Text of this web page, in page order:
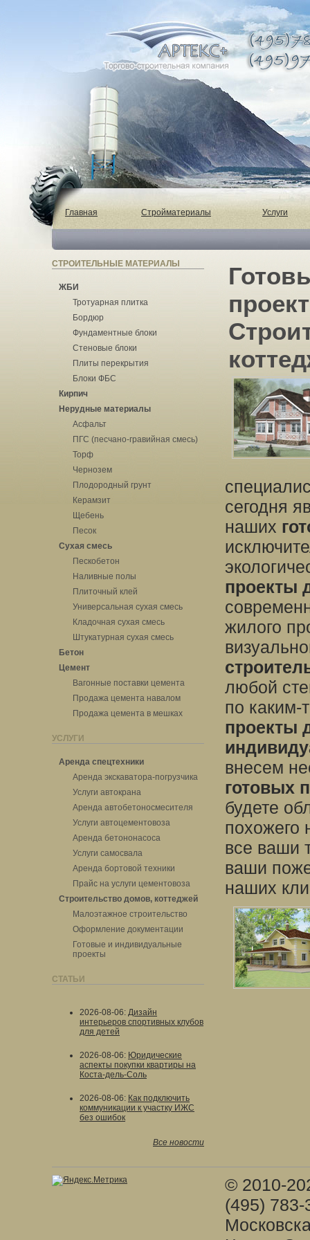
Главная Стройматериалы Услуги
СТРОИТЕЛЬНЫЕ МАТЕРИАЛЫ
ЖБИ
Тротуарная плитка
Бордюр
Фундаментные блоки
Стеновые блоки
Плиты перекрытия
Блоки ФБС
Кирпич
Нерудные материалы
Асфальт
ПГС (песчано-гравийная смесь)
Торф
Чернозем
Плодородный грунт
Керамзит
Щебень
Песок
Сухая смесь
Пескобетон
Наливные полы
Плиточный клей
Универсальная сухая смесь
Кладочная сухая смесь
Штукатурная сухая смесь
Бетон
Цемент
Вагонные поставки цемента
Продажа цемента навалом
Продажа цемента в мешках
УСЛУГИ
Аренда спецтехники
Аренда экскаватора-погрузчика
Услуги автокрана
Аренда автобетоносмесителя
Услуги автоцементовоза
Аренда бетононасоса
Услуги самосвала
Аренда бортовой техники
Прайс на услуги цементовоза
Строительство домов, коттеджей
Малоэтажное строительство
Оформление документации
Готовые и индивидуальные
проекты
СТАТЬИ
2026-08-06: Дизайн
интерьеров спортивных клубов
для детей
2026-08-06: Юридические
аспекты покупки квартиры на
Коста-дель-Соль
2026-08-06: Как подключить
коммуникации к участку ИЖС
без ошибок
Все новости
сегодня
наших
проекты
жилого
любой
по каким-
проекты
внесем
готовых
будете
похожего
все ваши
ваши
наших
© 2010-
(495)